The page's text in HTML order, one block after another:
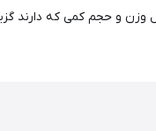
و حجم کمی که دارند